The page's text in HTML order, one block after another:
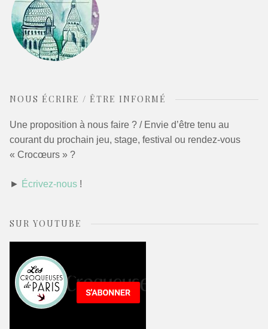
NOUS ÉCRIRE / ÊTRE INFORMÉ
Une proposition à nous faire ? / Envie d’être tenu au
courant du prochain jeu, stage, festival ou rendez-vous
« Crocœurs » ?
► Écrivez-nous !
SUR YOUTUBE